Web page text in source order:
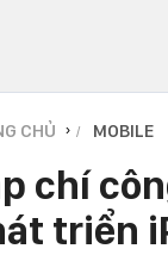
CHỦ › MOBILE
chí
triển